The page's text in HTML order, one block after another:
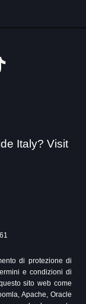
Italy? Visit
di protezione di
e condizioni di
sito web come
Apache, Oracle